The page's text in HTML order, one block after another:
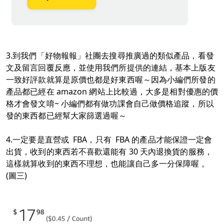
3.到我們「好物報報」社團去搜尋推廣過的類似產品，看發
文及留言回覆反應，並使用我們所提供的連結，基本上版友
一致好評款就算是原價也都是好東西喔～因為小編們所發的
產品都已經在 amazon 網站上比較過，大多是相對優惠的價
格才會發文唷~ 小編們都有做功課會自己做價格追蹤，所以
發的東西都已經幫大家篩選過喔～
4.一定要是直營或 FBA，只有 FBA 的產品才能保證一定會
出貨，收到的東西若不喜歡還能有 30 天內退換貨的服務，
這樣就算收到的東西不理想，也能讓自己多一分保障喔 。
(圖三)